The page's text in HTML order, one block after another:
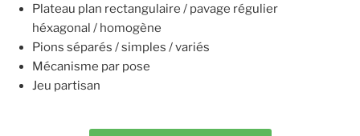
Plateau plan rectangulaire / pavage régulier
héxagonal / homogène
Pions séparés / simples / variés
Mécanisme par pose
Jeu partisan